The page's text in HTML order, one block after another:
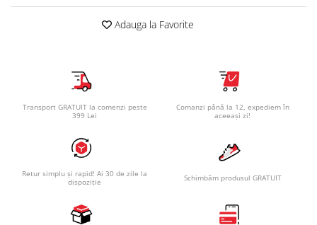
Adauga la Favorite
Transport GRATUIT la comenzi peste
399 Lei
Comanzi până la 12, expediem în
aceeași zi!
Retur simplu și rapid! Ai 30 de zile la
dispoziție
Schimbăm produsul GRATUIT